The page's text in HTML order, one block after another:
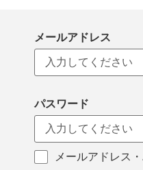
メールアドレス
パスワード
メールアドレス